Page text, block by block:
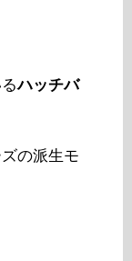
ハッチバ
の派生モ